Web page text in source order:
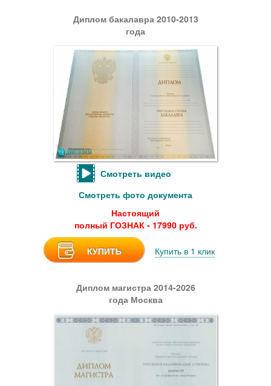
Диплом бакалавра 2010-2013
года
Смотреть видео
Смотреть фото документа
Настоящий
полный ГОЗНАК - 17990 руб.
КУПИТЬ Купить в 1 клик
Диплом магистра 2014-2026
года Москва